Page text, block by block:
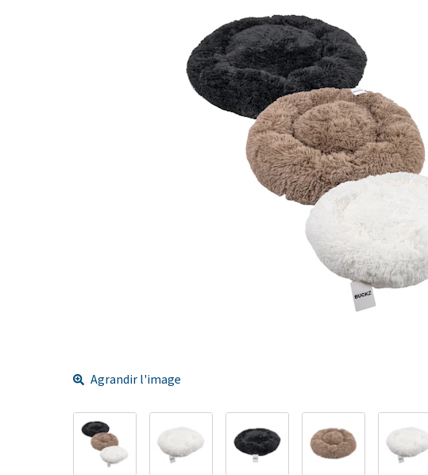
BARF
Tout afficher
Agrandir l'image